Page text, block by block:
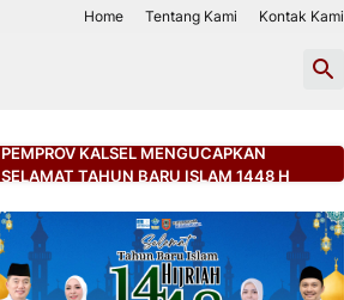
Home Tentang Kami Kontak Kami
PEMPROV KALSEL MENGUCAPKAN
SELAMAT TAHUN BARU ISLAM 1448 H